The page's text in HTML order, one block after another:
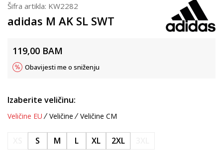
Šifra artikla: KW2282
adidas M AK SL SWT
119,00 BAM
Obavijesti me o sniženju
Izaberite veličinu:
Veličine EU Veličine Veličine CM
S M L XL 2XL